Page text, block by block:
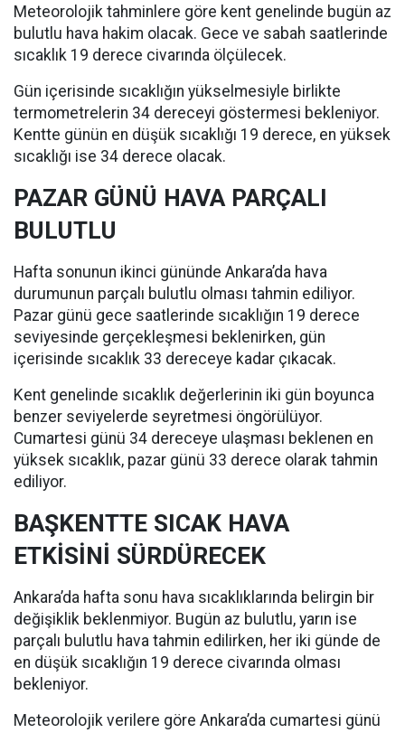
Meteorolojik tahminlere göre kent genelinde bugün az
bulutlu hava hakim olacak. Gece ve sabah saatlerinde
sıcaklık 19 derece civarında ölçülecek.
Gün içerisinde sıcaklığın yükselmesiyle birlikte
termometrelerin 34 dereceyi göstermesi bekleniyor.
Kentte günün en düşük sıcaklığı 19 derece, en yüksek
sıcaklığı ise 34 derece olacak.
PAZAR GÜNÜ HAVA PARÇALI
BULUTLU
Hafta sonunun ikinci gününde Ankara’da hava
durumunun parçalı bulutlu olması tahmin ediliyor.
Pazar günü gece saatlerinde sıcaklığın 19 derece
seviyesinde gerçekleşmesi beklenirken, gün
içerisinde sıcaklık 33 dereceye kadar çıkacak.
Kent genelinde sıcaklık değerlerinin iki gün boyunca
benzer seviyelerde seyretmesi öngörülüyor.
Cumartesi günü 34 dereceye ulaşması beklenen en
yüksek sıcaklık, pazar günü 33 derece olarak tahmin
ediliyor.
BAŞKENTTE SICAK HAVA
ETKİSİNİ SÜRDÜRECEK
Ankara’da hafta sonu hava sıcaklıklarında belirgin bir
değişiklik beklenmiyor. Bugün az bulutlu, yarın ise
parçalı bulutlu hava tahmin edilirken, her iki günde de
en düşük sıcaklığın 19 derece civarında olması
bekleniyor.
Meteorolojik verilere göre Ankara’da cumartesi günü